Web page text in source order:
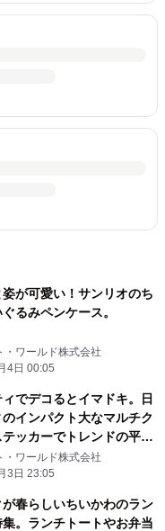
が可愛い！サンリオのち
るみペンケース。
・ワールド株式会社
4日 00:05
でデコるとイマドキ。日
インパクト大なマルチク
テッカーでトレンドの平成
ちりです。
・ワールド株式会社
3日 23:05
春らしいちいかわのラン
。ランチトートやお弁当